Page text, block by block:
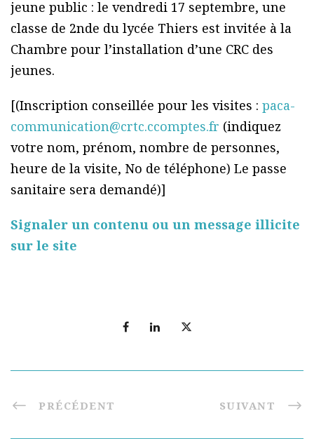
jeune public : le vendredi 17 septembre, une
classe de 2nde du lycée Thiers est invitée à la
Chambre pour l’installation d’une CRC des
jeunes.
[(Inscription conseillée pour les visites : paca-
communication@crtc.ccomptes.fr (indiquez
votre nom, prénom, nombre de personnes,
heure de la visite, No de téléphone) Le passe
sanitaire sera demandé)]
Signaler un contenu ou un message illicite
sur le site
PRÉCÉDENT SUIVANT